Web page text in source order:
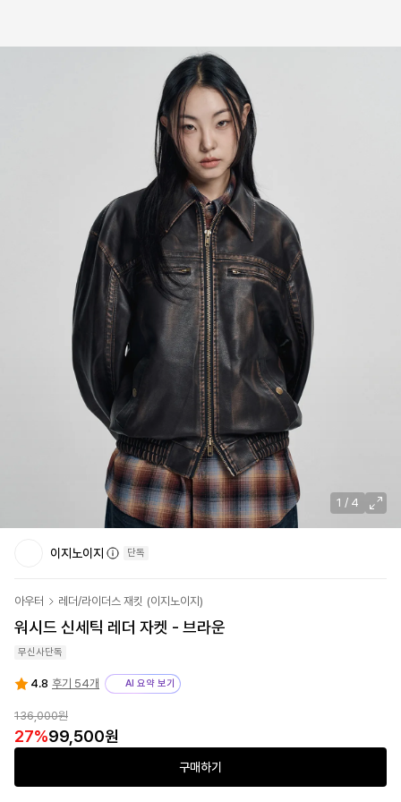
1 / 4
이지노이지 단독
아우터 레더/라이더스 재킷 (이지노이지)
워시드 신세틱 레더 자켓 - 브라운
무신사단독
4.8 후기 54개 AI 요약 보기
136,000원
27%99,500원
구매하기